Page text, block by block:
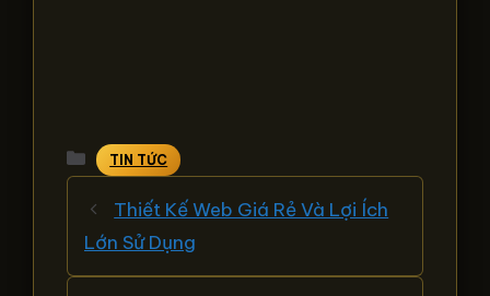
Danh
mục
TIN TỨC
Thiết Kế Web Giá Rẻ Và Lợi Ích
Lớn Sử Dụng